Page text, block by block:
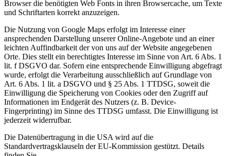
Browser die benötigten Web Fonts in ihren Browsercache, um Texte
und Schriftarten korrekt anzuzeigen.
Die Nutzung von Google Maps erfolgt im Interesse einer
ansprechenden Darstellung unserer Online-Angebote und an einer
leichten Auffindbarkeit der von uns auf der Website angegebenen
Orte. Dies stellt ein berechtigtes Interesse im Sinne von Art. 6 Abs. 1
lit. f DSGVO dar. Sofern eine entsprechende Einwilligung abgefragt
wurde, erfolgt die Verarbeitung ausschließlich auf Grundlage von
Art. 6 Abs. 1 lit. a DSGVO und § 25 Abs. 1 TTDSG, soweit die
Einwilligung die Speicherung von Cookies oder den Zugriff auf
Informationen im Endgerät des Nutzers (z. B. Device-
Fingerprinting) im Sinne des TTDSG umfasst. Die Einwilligung ist
jederzeit widerrufbar.
Die Datenübertragung in die USA wird auf die
Standardvertragsklauseln der EU-Kommission gestützt. Details